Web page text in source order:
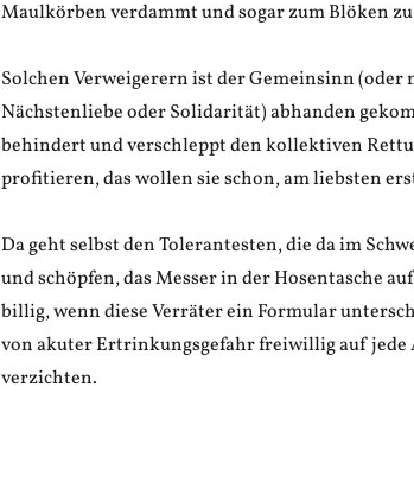
Maulkörben verdammt und sogar zum Blöken
Solchen Verweigerern ist der Gemeinsinn
Nächstenliebe oder Solidarität) abhanden
behindert und verschleppt den kollektiven
profitieren, das wollen sie schon, am liebsten
Da geht selbst den Tolerantesten, die da im
und schöpfen, das Messer in der Hosentasche
billig, wenn diese Verräter ein Formular
von akuter Ertrinkungsgefahr freiwillig auf jede
verzichten.